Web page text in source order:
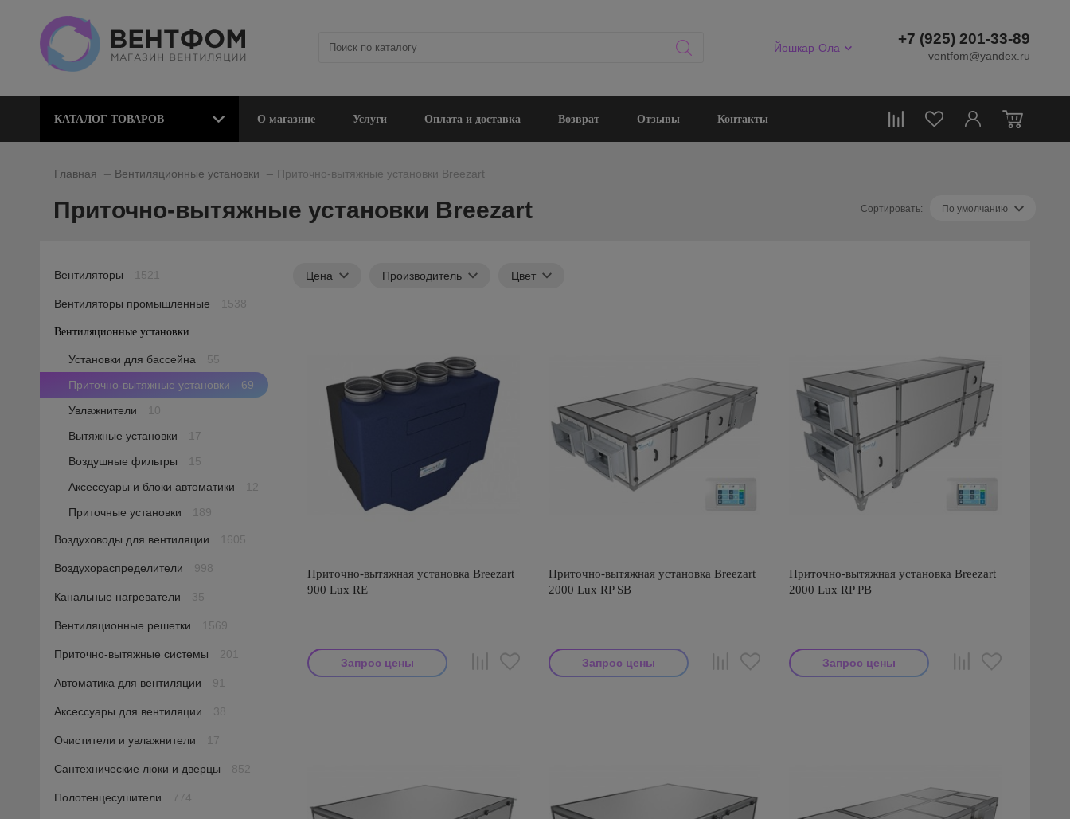
Йошкар-Ола
+7 (925) 201-33-89
ventfom@yandex.ru
0
КАТАЛОГ ТОВАРОВ О магазине Услуги Оплата и доставка Возврат Отзывы Контакты
Главная Вентиляционные установки Приточно-вытяжные установки Breezart
Сортировать: По умолчанию
Приточно-вытяжные установки Breezart
Цена Производитель Цвет
Приточно-вытяжная установка Breezart
900 Lux RE
Запрос цены
Приточно-вытяжная установка Breezart
2000 Lux RP SB
Запрос цены
Приточно-вытяжная установка Breezart
2000 Lux RP PB
Запрос цены
Вентиляторы 1521
Вентиляторы промышленные 1538
Вентиляционные установки
Установки для бассейна
55
Приточно-вытяжные установки
69
Увлажнители
10
Вытяжные установки
17
Воздушные фильтры
15
Аксессуары и блоки автоматики
12
Приточные установки
189
Воздуховоды для вентиляции 1605
Воздухораспределители 998
Канальные нагреватели 35
Вентиляционные решетки 1569
Приточно-вытяжные системы 201
Автоматика для вентиляции 91
Аксессуары для вентиляции 38
Очистители и увлажнители 17
Сантехнические люки и дверцы 852
Полотенцесушители 774